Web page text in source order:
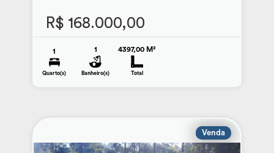
R$ 168.000,00
1
Quarto(s)
1
Banheiro(s)
4397,00 M²
Total
Venda